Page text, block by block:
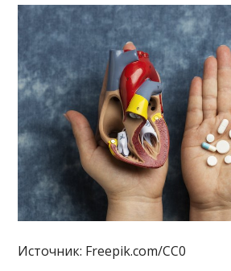
Источник: Freepik.com/CC0